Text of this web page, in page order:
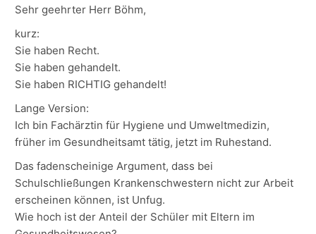
Sehr geehrter Herr Böhm,
kurz:
Sie haben Recht.
Sie haben gehandelt.
Sie haben RICHTIG gehandelt!
Lange Version:
Ich bin Fachärztin für Hygiene und Umweltmedizin,
früher im Gesundheitsamt tätig, jetzt im Ruhestand.
Das fadenscheinige Argument, dass bei
Schulschließungen Krankenschwestern nicht zur Arbeit
erscheinen können, ist Unfug.
Wie hoch ist der Anteil der Schüler mit Eltern im